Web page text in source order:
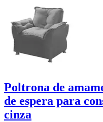
Poltrona de
de espera para
cinza